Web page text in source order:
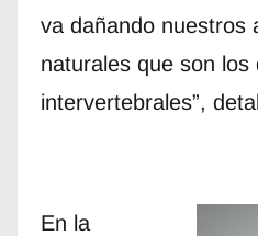
va dañando nuestros
naturales que son los
intervertebrales”,
En la